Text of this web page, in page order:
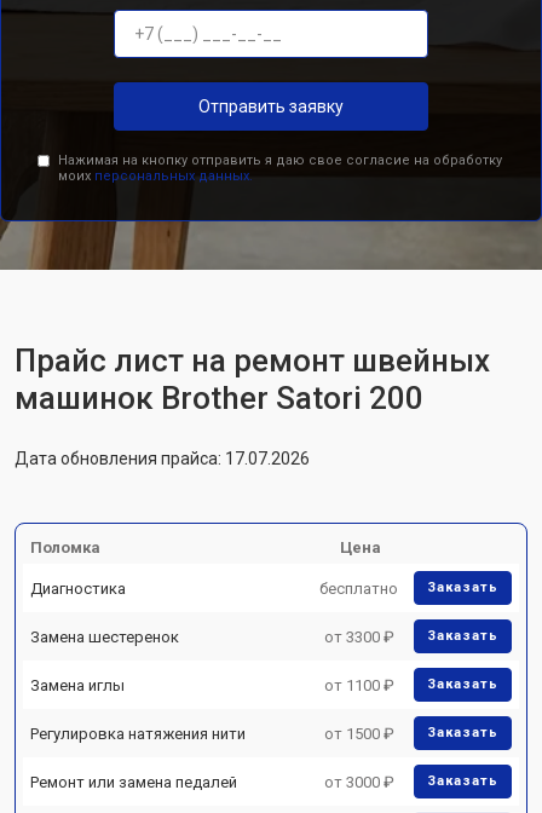
Отправить заявку
Нажимая на кнопку отправить я даю свое согласие на обработку
моих персональных данных.
Прайс лист на ремонт швейных
машинок Brother Satori 200
Дата обновления прайса: 17.07.2026
Поломка Цена
Диагностика бесплатно Заказать
Замена шестеренок от 3300 ₽ Заказать
Замена иглы от 1100 ₽ Заказать
Регулировка натяжения нити от 1500 ₽ Заказать
Ремонт или замена педалей от 3000 ₽ Заказать